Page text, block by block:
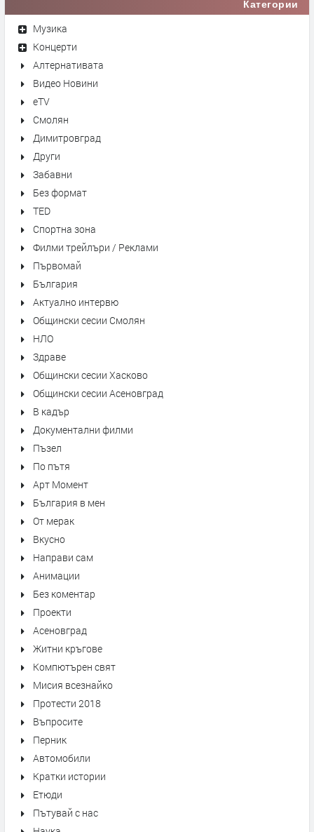
Категории
Музика
Концерти
Алтернативата
Видео Новини
eTV
Смолян
Димитровград
Други
Забавни
Без формат
TED
Спортна зона
Филми трейлъри / Реклами
Първомай
България
Актуално интервю
Общински сесии Смолян
НЛО
Здраве
Общински сесии Хасково
Общински сесии Асеновград
В кадър
Документални филми
Пъзел
По пътя
Арт Момент
България в мен
От мерак
Вкусно
Направи сам
Анимации
Без коментар
Проекти
Асеновград
Житни кръгове
Компютърен свят
Мисия всезнайко
Протести 2018
Въпросите
Перник
Автомобили
Кратки истории
Етюди
Пътувай с нас